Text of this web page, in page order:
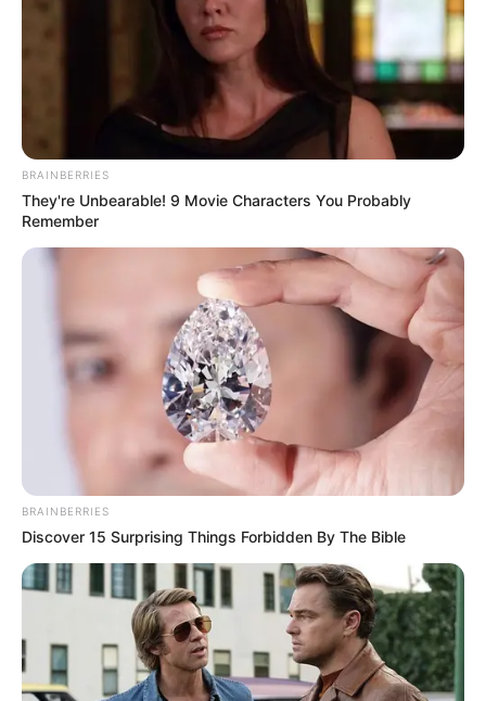
BRAINBERRIES
They're Unbearable! 9 Movie Characters You Probably
Remember
BRAINBERRIES
Discover 15 Surprising Things Forbidden By The Bible